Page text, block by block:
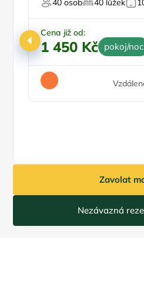
Cena již od:
1 450 Kč pokoj/noc
Zavolat
Nezávazná